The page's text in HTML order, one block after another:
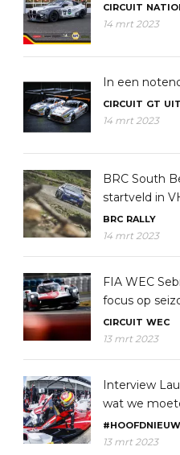
CIRCUIT
14 mrt 2023
In een
CIRCUIT GT
14 mrt 2023
BRC South
startveld in
BRC RALLY
14 mrt 2023
FIA WEC
focus op
CIRCUIT WEC
13 mrt 2023
Interview
wat we
13 mrt 2023